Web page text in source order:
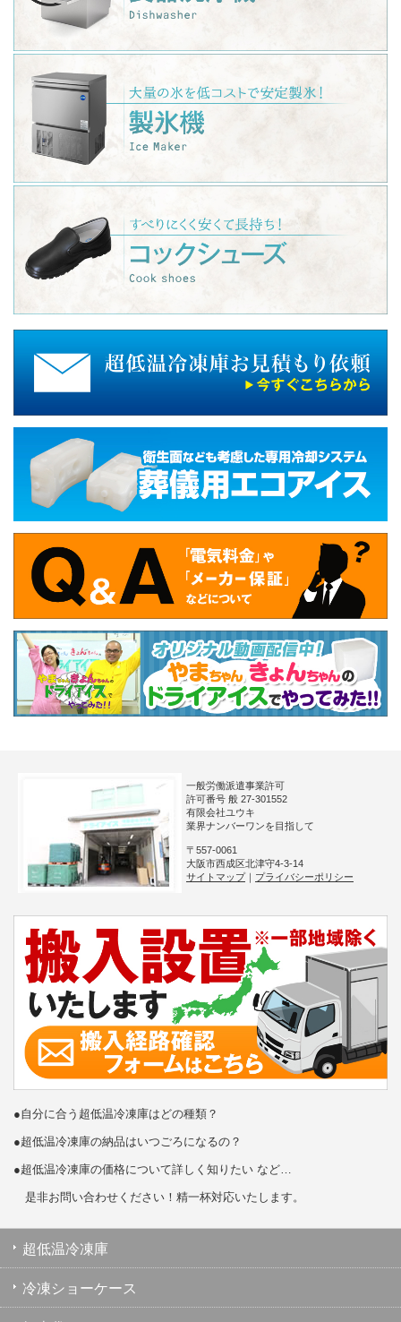
一般労働派遣事業許可
許可番号 般 27-301552
有限会社ユウキ
業界ナンバーワンを目指して
〒557-0061
大阪市西成区北津守4-3-14
サイトマップ｜ プライバシーポリシー
●自分に合う超低温冷凍庫はどの種類？
●超低温冷凍庫の納品はいつごろになるの？
●超低温冷凍庫の価格について詳しく知りたい など…
是非お問い合わせください！精一杯対応いたします。
超低温冷凍庫
冷凍ショーケース